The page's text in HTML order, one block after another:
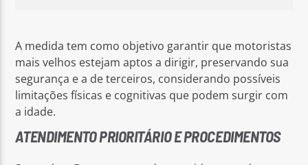
A medida tem como objetivo garantir que motoristas
mais velhos estejam aptos a dirigir, preservando sua
segurança e a de terceiros, considerando possíveis
limitações físicas e cognitivas que podem surgir com
a idade.
ATENDIMENTO PRIORITÁRIO E PROCEDIMENTOS